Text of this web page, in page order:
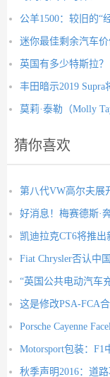
公羊1500：较旧的“
迷你最佳剩余汽车
英国有多少特斯拉？
丰田暗示2019 Supra
莫莉·泰勒（Molly
猜你喜欢
第八代VW高尔夫展
好消息！梅赛德斯·
凯迪拉克CT6将推出
Fiat Chrysler否认中
“英国公共电动汽车
这是修改PSA-FCA
Porsche Cayenne
Motorsport包装：F1
秋季声明2016：道